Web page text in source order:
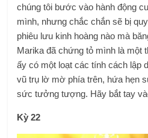
chúng tôi bước vào hành động
mình, nhưng chắc chắn sẽ bị
phiêu lưu kinh hoàng nào mà
Marika đã chứng tỏ mình là một
ấy có một loạt các tính cách lập
vũ trụ lờ mờ phía trên, hứa hẹn
sức tưởng tượng. Hãy bắt tay
Kỳ 22